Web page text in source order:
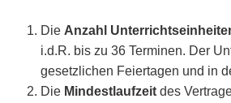
Die Anzahl
i.d.R. bis zu 36 Terminen. Der
gesetzlichen Feiertagen und in
Die Mindestlaufzeit des